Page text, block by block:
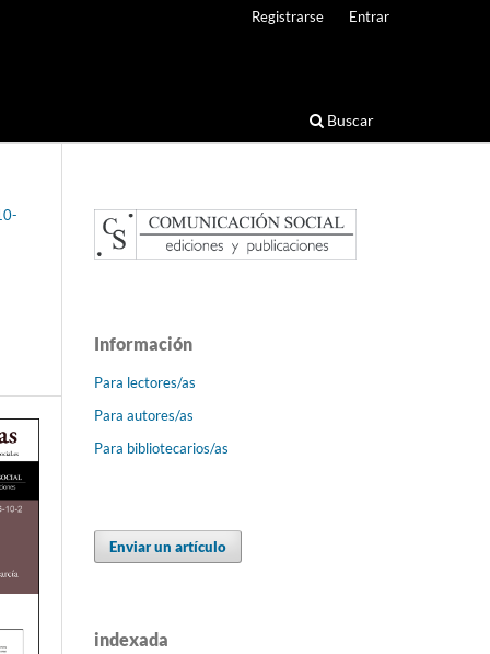
Buscar
Registrarse Entrar
Información
Para lectores/as
Para autores/as
Para bibliotecarios/as
Enviar un artículo
indexada